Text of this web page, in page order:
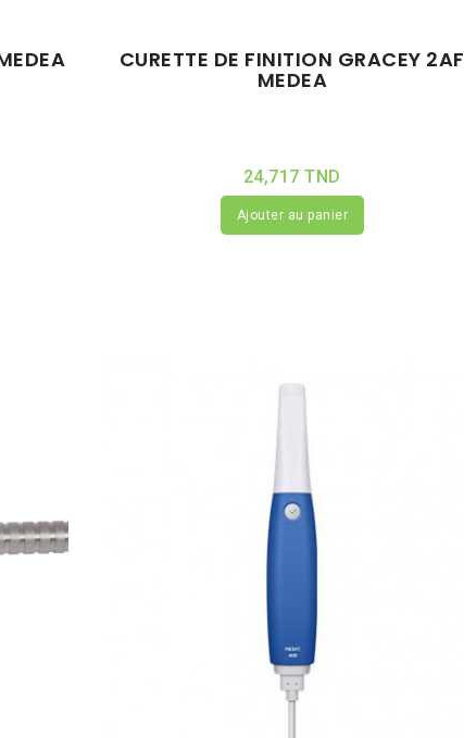
CURETTE DE FINITION GRACEY 2AF
MEDEA
24,717 TND
Ajouter au panier